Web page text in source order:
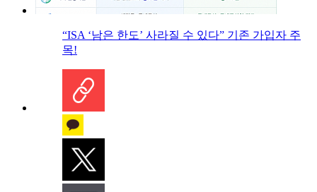
“ISA ‘남은 한도’ 사라질 수 있다” 기존 가입자 주
목!